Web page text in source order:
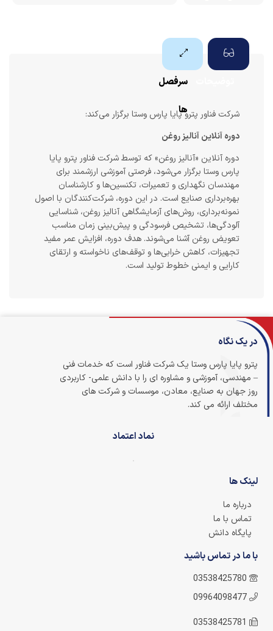
سرفصل
ها
شرکت فناور پترو پایا پارس وستا برگزار می‌کند:
دوره آنلاین آنالیز روغن
دوره آنلاین «آنالیز روغن» که توسط شرکت فناور پترو پایا
پارس وستا برگزار می‌شود، فرصتی آموزشی ارزشمند برای
مهندسان نگهداری و تعمیرات، تکنسین‌ها و کارشناسان
بهره‌برداری صنایع است. در این دوره، شرکت‌کنندگان با اصول
نمونه‌برداری، روش‌های آزمایشگاهی آنالیز روغن، شناسایی
آلودگی‌ها، تشخیص فرسودگی و پیش‌بینی زمان مناسب
تعویض روغن آشنا می‌شوند. هدف دوره، افزایش عمر مفید
تجهیزات، کاهش خرابی‌ها و توقف‌های ناخواسته و ارتقای
کارایی و ایمنی خطوط تولید است.
در یک نگاه
پترو پایا پارس وستا یک شرکت فناور است که خدمات فنی
– مهندسی، آموزشی و مشاوره ای را با دانش علمی- کاربردی
روز جهان به صنایع، معادن، موسسات و شرکت های
مختلف ارائه می کند.
نماد اعتماد
لینک ها
درباره ما
تماس با ما
پایگاه دانش
با ما در تماس باشید
03538425780
09964098477
03538425781